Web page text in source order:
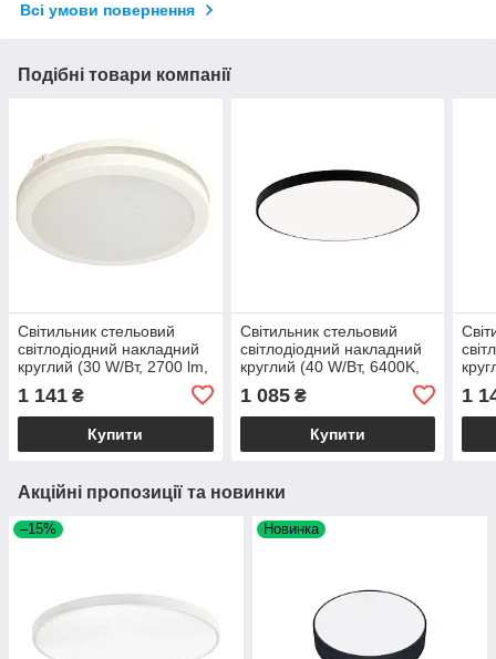
Всі умови повернення
Подібні товари компанії
Світильник стельовий
світлодіодний накладний
круглий (30 W/Вт, 2700 lm,
IP65, білий) SCARLETT-30
3CCT
1 141 ₴
Купити
Світильник стельовий
світлодіодний накладний
круглий (40 W/Вт, 6400K,
2800 lm, пластик, чорний)
HAZEL-40
1 085₴
Купити
30
1
Акційні пропозиції та новинки
–15% Новинка